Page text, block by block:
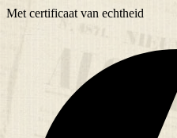
Met certificaat van echtheid